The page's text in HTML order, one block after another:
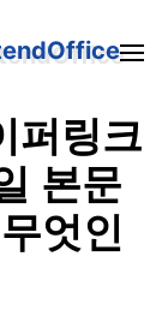
퍼링크
본문
엇인